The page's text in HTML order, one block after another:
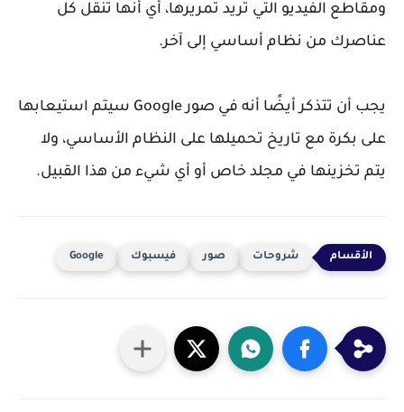
ومقاطع الفيديو التي تريد تمريرها، أي أنها تنقل كل
عناصرك من نظام أساسي إلى آخر.
يجب أن تتذكر أيضًا أنه في صور Google سيتم استيعابها
على بكرة مع تاريخ تحميلها على النظام الأساسي، ولا
يتم تخزينها في مجلد خاص أو أي شيء من هذا القبيل.
شروحات صور فيسبوك Google